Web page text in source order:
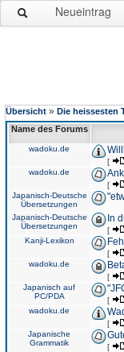
Neueintrag
Übersicht » Die heissesten
Name des Forums
wadoku.de
[
wadoku.de
[
Japanisch-Deutsche
Übersetzungen
Japanisch-Deutsche
Übersetzungen
In
[
Kanji-Lexikon
[
wadoku.de
[
Japanisch auf
PC/PDA
[
wadoku.de
[
Japanische
Grammatik
[